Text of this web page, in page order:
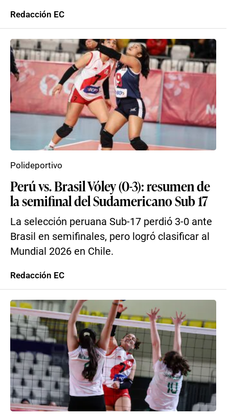
Redacción EC
Perú vs. Brasil Vóley (0-3): resumen de
la semifinal del Sudamericano Sub 17
La selección peruana Sub-17 perdió 3-0 ante
Brasil en semifinales, pero logró clasificar al
Mundial 2026 en Chile.
Polideportivo
Redacción EC